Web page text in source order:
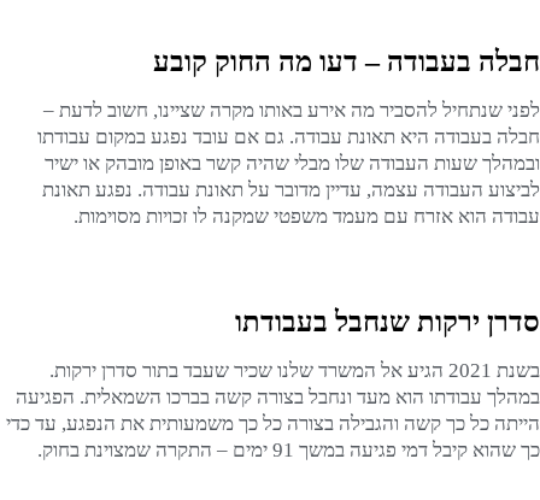
חבלה בעבודה – דעו מה החוק קובע
לפני שנתחיל להסביר מה אירע באותו מקרה שציינו, חשוב לדעת –
חבלה בעבודה היא תאונת עבודה. גם אם עובד נפגע במקום עבודתו
ובמהלך שעות העבודה שלו מבלי שהיה קשר באופן מובהק או ישיר
לביצוע העבודה עצמה, עדיין מדובר על תאונת עבודה. נפגע תאונת
עבודה הוא אזרח עם מעמד משפטי שמקנה לו זכויות מסוימות.
סדרן ירקות שנחבל בעבודתו
בשנת 2021 הגיע אל המשרד שלנו שכיר שעבד בתור סדרן ירקות.
במהלך עבודתו הוא מעד ונחבל בצורה קשה בברכו השמאלית. הפגיעה
הייתה כל כך קשה והגבילה בצורה כל כך משמעותית את הנפגע, עד כדי
כך שהוא קיבל דמי פגיעה במשך 91 ימים – התקרה שמצוינת בחוק.